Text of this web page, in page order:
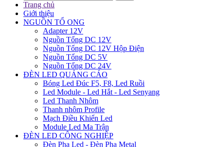
Trang chủ
Giới thiệu
NGUỒN TỔ ONG
Adapter 12V
Nguồn Tổng DC 12V
Nguồn Tổng DC 12V Hộp Điện
Nguồn Tổng DC 5V
Nguồn Tổng DC 24V
ĐÈN LED QUẢNG CÁO
Bóng Led Đúc F5, F8, Led Ruồi
Led Module - Led Hắt - Led Senyang
Led Thanh Nhôm
Thanh nhôm Profile
Mạch Điều Khiển Led
Module Led Ma Trận
ĐÈN LED CÔNG NGHIỆP
Đèn Pha Led - Đèn Pha Metal